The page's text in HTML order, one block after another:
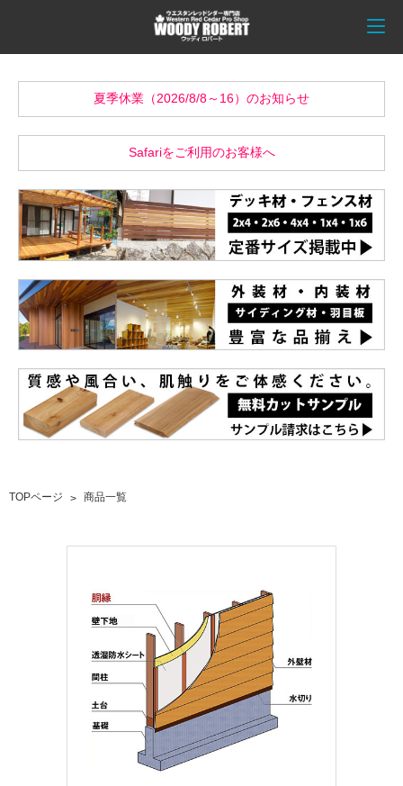
夏季休業（2026/8/8～16）のお知らせ
Safariをご利用のお客様へ
TOPページ 商品一覧